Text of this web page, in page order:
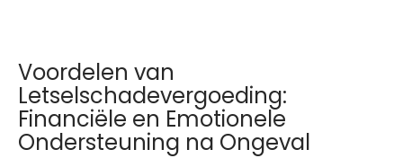
Voordelen van
Letselschadevergoeding:
Financiële en Emotionele
Ondersteuning na Ongeval